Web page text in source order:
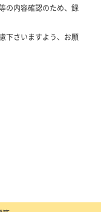
の内容確認のため、録
下さいますよう、お願